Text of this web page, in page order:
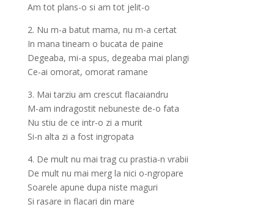
Am tot plans-o si am tot jelit-o
2. Nu m-a batut mama, nu m-a certat
In mana tineam o bucata de paine
Degeaba, mi-a spus, degeaba mai plangi
Ce-ai omorat, omorat ramane
3. Mai tarziu am crescut flacaiandru
M-am indragostit nebuneste de-o fata
Nu stiu de ce intr-o zi a murit
Si-n alta zi a fost ingropata
4. De mult nu mai trag cu prastia-n vrabii
De mult nu mai merg la nici o-ngropare
Soarele apune dupa niste maguri
Si rasare in flacari din mare